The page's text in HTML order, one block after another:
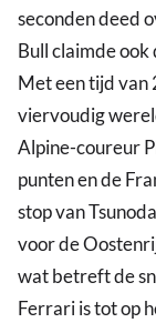
seconden deed
Bull claimde
Met een tijd van
viervoudig
Alpine-coureur
punten en de
stop van
voor de
wat betreft de
Ferrari is tot op